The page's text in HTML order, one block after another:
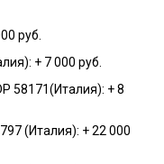
руб.
+ 7 000 руб.
58171(Италия): + 8
(Италия): + 22 000